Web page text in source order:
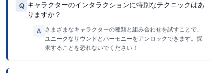
Q キャラクターのインタラクションに特別なテクニックはあ
りますか？
A さまざまなキャラクターの種類と組み合わせを試すことで、
ユニークなサウンドとハーモニーをアンロックできます。探
求することを恐れないでください！